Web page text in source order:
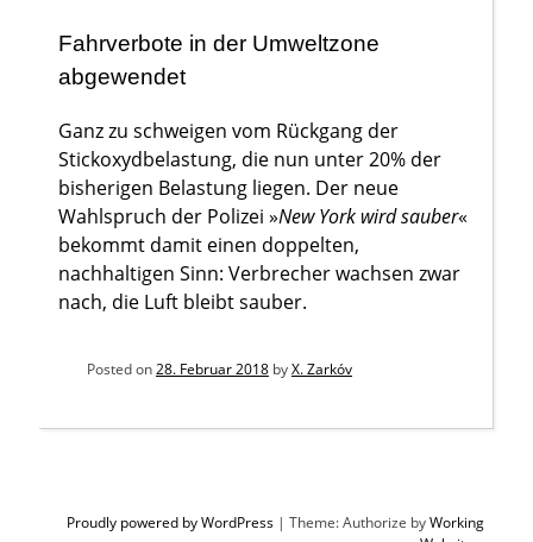
Fahrverbote in der Umweltzone
abgewendet
Ganz zu schweigen vom Rückgang der
Stickoxydbelastung, die nun unter 20% der
bisherigen Belastung liegen. Der neue
Wahlspruch der Polizei »New York wird sauber«
bekommt damit einen doppelten,
nachhaltigen Sinn: Verbrecher wachsen zwar
nach, die Luft bleibt sauber.
Posted on28. Februar 2018byX. Zarkóv
Proudly powered by WordPress |Theme: Authorize byWorking